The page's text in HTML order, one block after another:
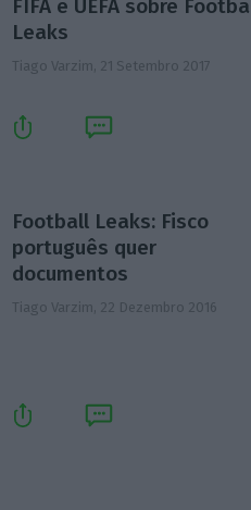
FIFA e UEFA sobre
Leaks
Tiago Varzim, 21 Setembro 2017
Football Leaks: Fisco
português quer
documentos
Tiago Varzim, 22 Dezembro 2016